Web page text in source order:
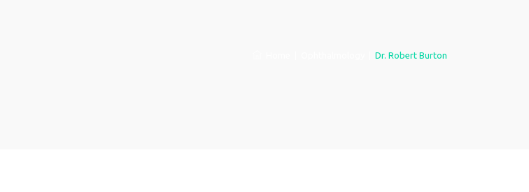
Dr. Robert Burton